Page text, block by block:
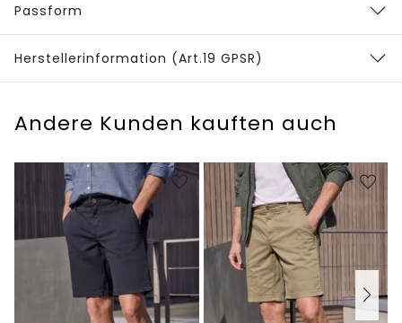
Passform
Herstellerinformation (Art.19 GPSR)
Andere Kunden kauften auch